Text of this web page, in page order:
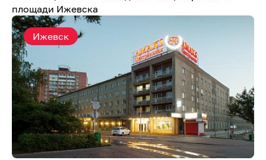
площади Ижевска
Ижевск